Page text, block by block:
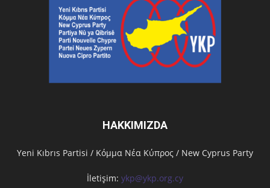
HAKKIMIZDA
Υeni Kıbrıs Partisi / Κόμμα Νέα Κύπρος / New Cyprus Party
İletişim: ykp@ykp.org.cy